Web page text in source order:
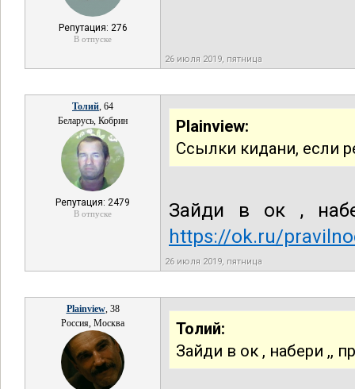
Репутация: 276
В отпуске
26 июля 2019, пятница
Толий, 64
Беларусь, Кобрин
Репутация: 2479
В отпуске
Plainview:
Ссылки кидани, если
Зайди в ок ,
https://ok.ru/
26 июля 2019, пятница
Plainview, 38
Россия, Москва
Толий:
Зайди в ок , набери ,,